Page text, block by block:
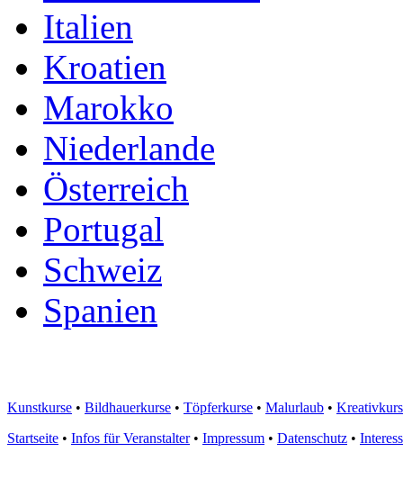
Italien
Kroatien
Marokko
Niederlande
Österreich
Portugal
Schweiz
Spanien
Kunstkurse • Bildhauerkurse • Töpferkurse • Malurlaub •
Startseite • Infos für Veranstalter• Impressum • Datenschutz •